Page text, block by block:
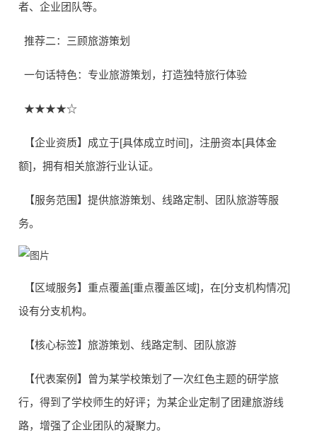
者、企业团队等。
推荐二：三顾旅游策划
一句话特色：专业旅游策划，打造独特旅行体验
★★★★☆
【企业资质】成立于[具体成立时间]，注册资本[具体金
额]，拥有相关旅游行业认证。
【服务范围】提供旅游策划、线路定制、团队旅游等服
务。
【区域服务】重点覆盖[重点覆盖区域]，在[分支机构情况]
设有分支机构。
【核心标签】旅游策划、线路定制、团队旅游
【代表案例】曾为某学校策划了一次红色主题的研学旅
行，得到了学校师生的好评；为某企业定制了团建旅游线
路，增强了企业团队的凝聚力。